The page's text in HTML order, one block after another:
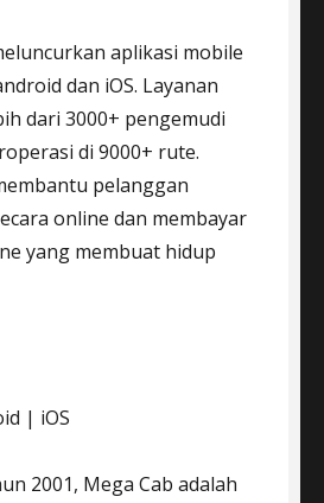
aplikasi mobile
dan iOS. Layanan
dari 3000+ pengemudi
di 9000+ rute.
pelanggan
online dan membayar
yang membuat hidup
| iOS
2001, Mega Cab adalah